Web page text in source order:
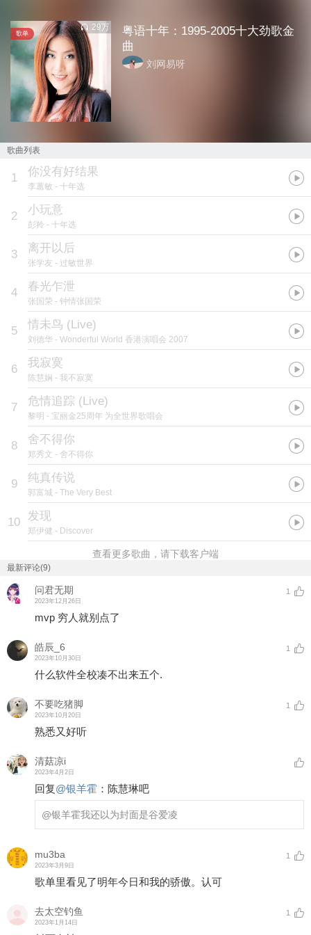
歌单
29万
粤语十年：1995-2005十大劲歌金
曲
刘网易呀
歌曲列表
1 你没有好结果
李蕙敏 - 十年选
2 小玩意
彭羚 - 十年选
3 离开以后
张学友 - 过敏世界
4 春光乍泄
张国荣 - 钟情张国荣
5 情未鸟 (Live)
刘德华 - Wonderful World 香港演唱会 2007
6 我寂寞
陈慧娴 - 我不寂寞
7 危情追踪 (Live)
黎明 - 宝丽金25周年 为全世界歌唱会
8 舍不得你
郑秀文 - 舍不得你
9 纯真传说
郭富城 - The Very Best
10 发现
郑伊健 - Discover
查看更多歌曲，请下载客户端
最新评论(9)
问君无期
2023年12月26日
1
mvp 穷人就别点了
皓辰_6
2023年10月30日
1
什么软件全校凑不出来五个.
不要吃猪脚
2023年10月20日
1
熟悉又好听
清菇凉i
2023年4月2日
回复@银羊霍 ： 陈慧琳吧
@银羊霍我还以为封面是谷爱凌
mu3ba
2023年3月9日
1
歌单里看见了明年今日和我的骄傲。认可
去太空钓鱼
2023年1月14日
1